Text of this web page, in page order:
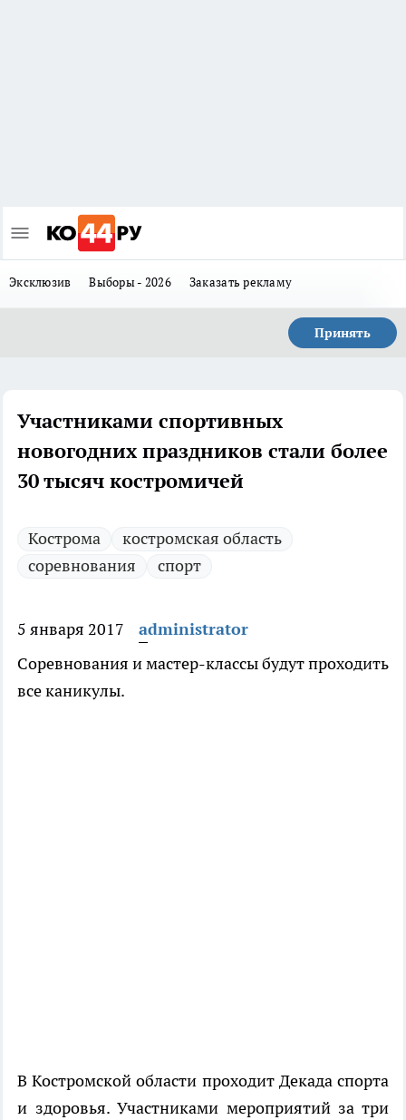
Эксклюзив Выборы - 2026 Заказать рекламу
Принять
Участниками спортивных
новогодних праздников стали более
30 тысяч костромичей
Кострома
костромская область
соревнования
спорт
5 января 2017
administrator
Соревнования и мастер-классы будут проходить
все каникулы.
В Костромской области проходит Декада спорта
и здоровья. Участниками мероприятий за три